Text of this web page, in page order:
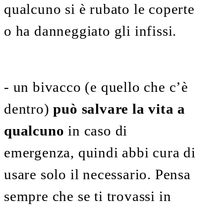
qualcuno si è rubato le coperte
o ha danneggiato gli infissi.
- un bivacco (e quello che c’è
dentro)può salvare la vita a
qualcuno in caso di
emergenza, quindi abbi cura di
usare solo il necessario. Pensa
sempre che se ti trovassi in